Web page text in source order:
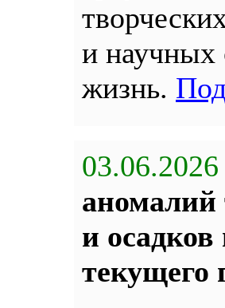
и научных
жизнь.
03.06.2026
аномалий
и
текущего